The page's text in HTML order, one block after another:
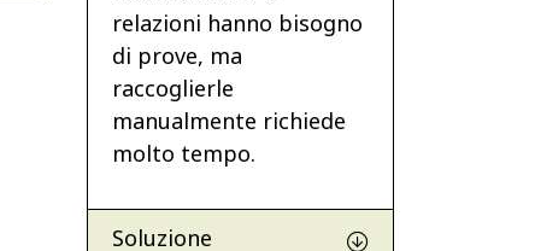
relazioni hanno bisogno
di prove, ma
raccoglierle
manualmente richiede
molto tempo.
Soluzione